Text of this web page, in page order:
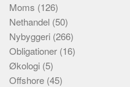
Moms (126)
Nethandel (50)
Nybyggeri (266)
Obligationer (16)
Økologi (5)
Offshore (45)